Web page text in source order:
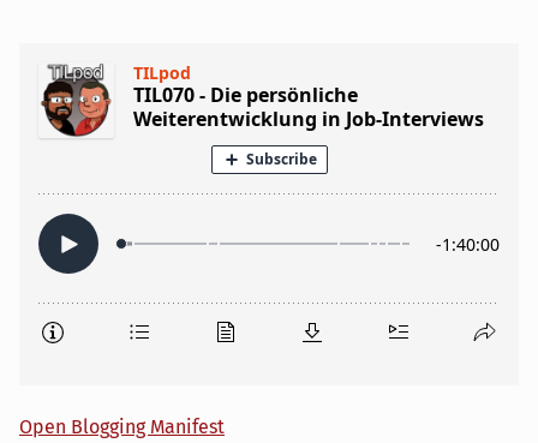
Open Blogging Manifest